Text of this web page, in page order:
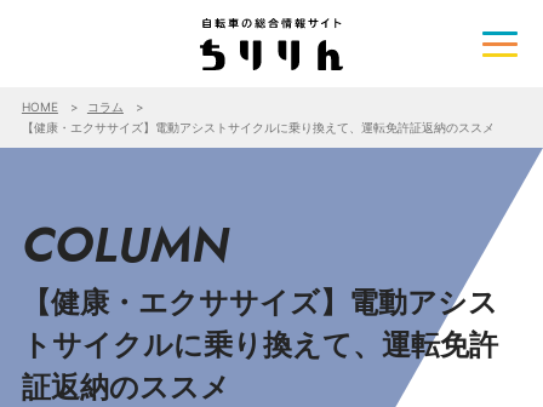
HOME
コラム
【健康・エクササイズ】電動アシストサイクルに乗り換えて、運転免許証返納のススメ
COLUMN
【健康・エクササイズ】電動アシス
トサイクルに乗り換えて、運転免許
証返納のススメ